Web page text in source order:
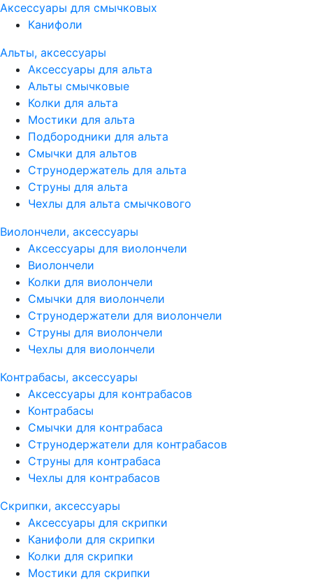
Аксессуары для смычковых
Канифоли
Альты, аксессуары
Аксессуары для альта
Альты смычковые
Колки для альта
Мостики для альта
Подбородники для альта
Смычки для альтов
Струнодержатель для альта
Струны для альта
Чехлы для альта смычкового
Виолончели, аксессуары
Аксессуары для виолончели
Виолончели
Колки для виолончели
Смычки для виолончели
Струнодержатели для виолончели
Струны для виолончели
Чехлы для виолончели
Контрабасы, аксессуары
Аксессуары для контрабасов
Контрабасы
Смычки для контрабаса
Струнодержатели для контрабасов
Струны для контрабаса
Чехлы для контрабасов
Скрипки, аксессуары
Аксессуары для скрипки
Канифоли для скрипки
Колки для скрипки
Мостики для скрипки